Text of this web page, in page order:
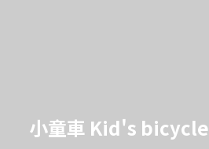
小童車 Kid's bicycle